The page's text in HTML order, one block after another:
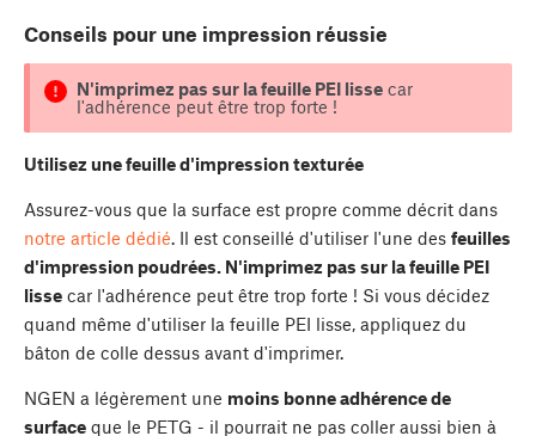
Conseils pour une impression réussie
N'imprimez pas sur la feuille PEI lissecar
l'adhérence peut être trop forte !
Utilisez une feuille d'impression texturée
Assurez-vous que la surface est propre comme décrit dans
notre article dédié. Il est conseillé d'utiliser l'une des feuilles
d'impression poudrées. N'imprimez pas sur la feuille PEI
lisse car l'adhérence peut être trop forte ! Si vous décidez
quand même d'utiliser la feuille PEI lisse, appliquez du
bâton de colle dessus avant d'imprimer.
NGEN a légèrement une moins bonne adhérence de
surface que le PETG - il pourrait ne pas coller aussi bien à